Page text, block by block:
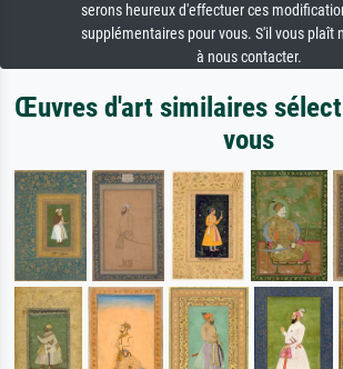
serons heureux d'effectuer ces
supplémentaires pour vous. S'il vous plaît
à nous contacter.
Œuvres d'art similaires
vous